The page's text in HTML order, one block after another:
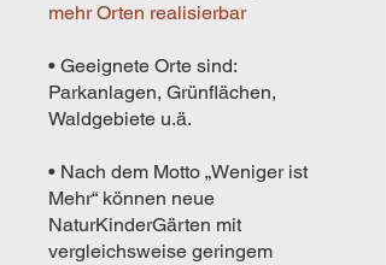
mehr Orten realisierbar
• Geeignete Orte sind:
Parkanlagen, Grünflächen,
Waldgebiete u.ä.
• Nach dem Motto „Weniger ist
Mehr“ können neue
NaturKinderGärten mit
vergleichsweise geringem